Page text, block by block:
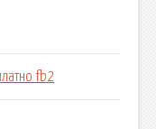
fb2